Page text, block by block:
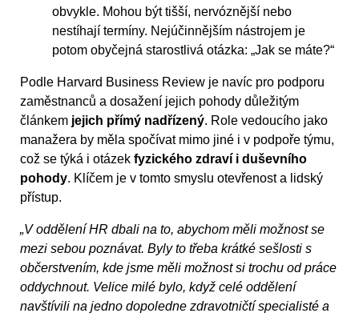
obvykle. Mohou být tišší, nervóznější nebo
nestíhají termíny. Nejúčinnějším nástrojem je
potom obyčejná starostlivá otázka: „Jak se máte?“
Podle Harvard Business Review je navíc pro podporu
zaměstnanců a dosažení jejich pohody důležitým
článkem jejich přímý nadřízený. Role vedoucího jako
manažera by měla spočívat mimo jiné i v podpoře týmu,
což se týká i otázek fyzického zdraví i duševního
pohody. Klíčem je v tomto smyslu otevřenost a lidský
přístup.
„V oddělení HR dbali na to, abychom měli možnost se
mezi sebou poznávat. Byly to třeba krátké sešlosti s
občerstvením, kde jsme měli možnost si trochu od práce
oddychnout. Velice milé bylo, když celé oddělení
navštívili na jedno dopoledne zdravotničtí specialisté a